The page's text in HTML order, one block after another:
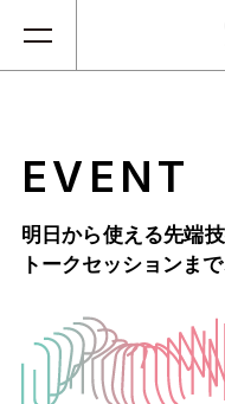
EVENT
明日から使える先端
トークセッションまで